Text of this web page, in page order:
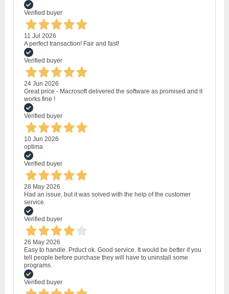
Verified buyer
11 Jul 2026
A perfect transaction! Fair and fast!
Verified buyer
24 Jun 2026
Great price - Macrosoft delivered the software as promised and it
works fine !
Verified buyer
10 Jun 2026
optima
Verified buyer
28 May 2026
Had an issue, but it was solved with the help of the customer
service.
Verified buyer
26 May 2026
Easy to handle. Prduct ok. Good service. It would be better if you
tell people before purchase they will have to uninstall some
programs.
Verified buyer